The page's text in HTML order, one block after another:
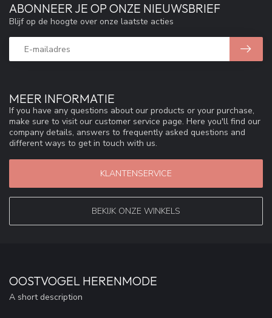
MEER INFORMATIE
If you have any questions about our products or your purchase,
make sure to visit our customer service page. Here you'll find our
company details, answers to frequently asked questions and
different ways to get in touch with us.
KLANTENSERVICE
BEKIJK ONZE WINKELS
ABONNEER JE OP ONZE NIEUWSBRIEF
Blijf op de hoogte over onze laatste acties
OOSTVOGEL HERENMODE
A short description